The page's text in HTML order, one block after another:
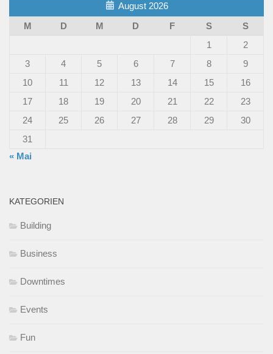
August 2026
M
D M D F S
S
1
2
3
4 5 6 7 8
9
10
11 12 13 14 15
16
17
18 19 20 21 22
23
24
25 26 27 28 29
30
31
« Mai
KATEGORIEN
Building
Business
Downtimes
Events
Fun